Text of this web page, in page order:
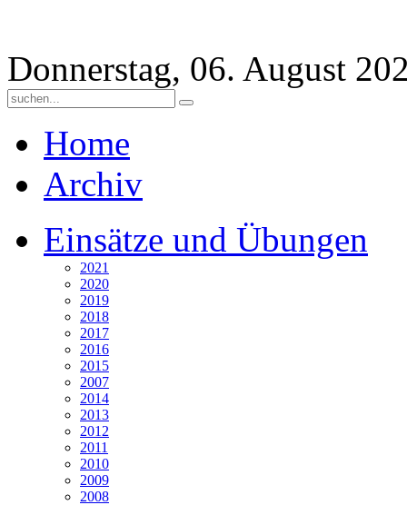
Donnerstag, 06. August
Home
Archiv
Einsätze und Übungen
2021
2020
2019
2018
2017
2016
2015
2007
2014
2013
2012
2011
2010
2009
2008